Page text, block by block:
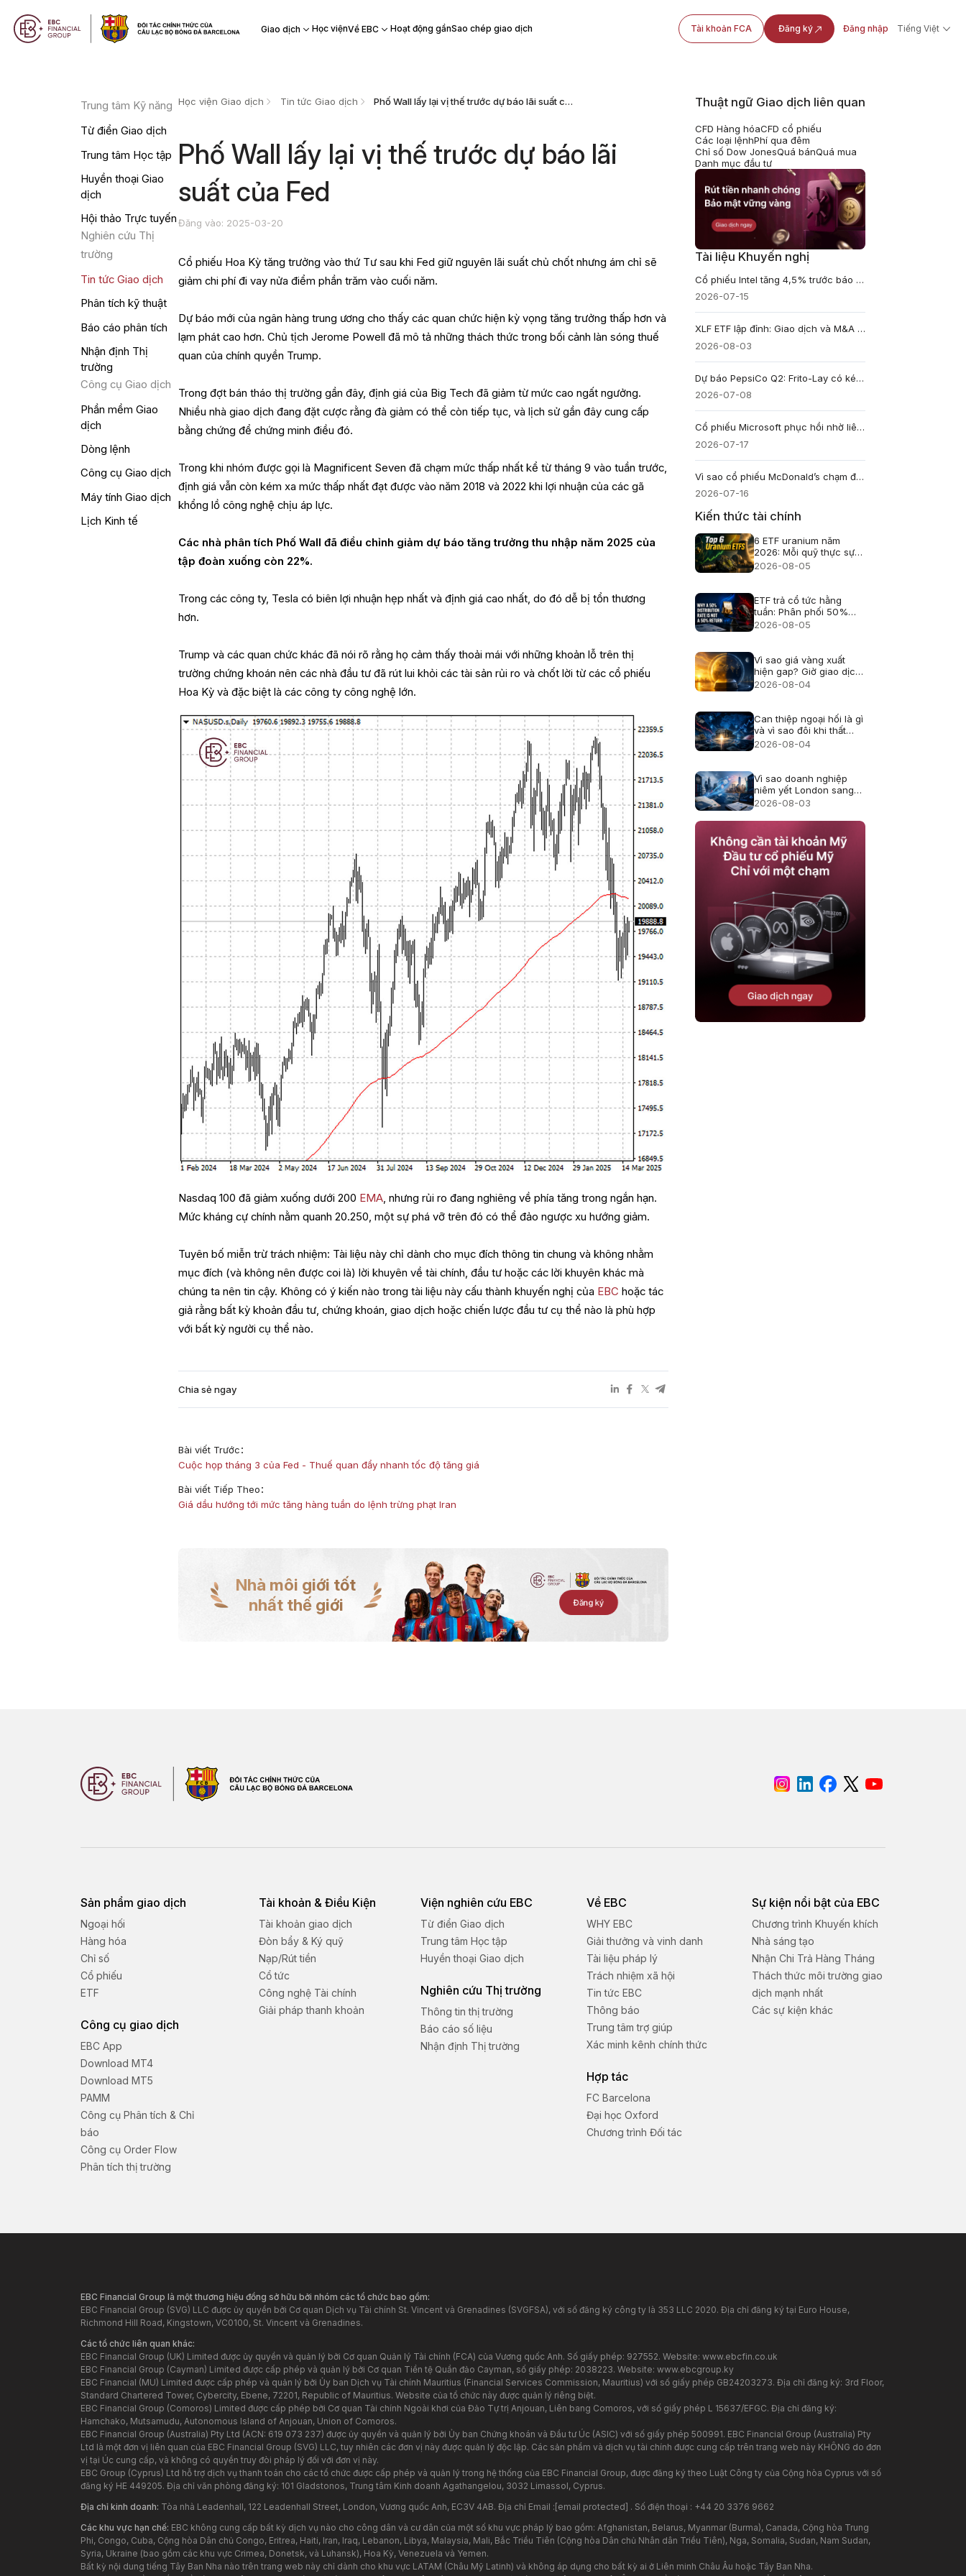
Giao dịch Học việnVề EBC Hoạt động gầnSao chép giao dịch Tài khoản FCA Đăng ký Đăng nhập Tiếng Việt
Trung tâm Kỹ năng
Từ điển Giao dịch
Trung tâm Học tập
Huyền thoại Giao
dịch
Hội thảo Trực tuyến
Nghiên cứu Thị
trường
Tin tức Giao dịch
Phân tích kỹ thuật
Báo cáo phân tích
Nhận định Thị
trường
Công cụ Giao dịch
Phần mềm Giao
dịch
Dòng lệnh
Công cụ Giao dịch
Máy tính Giao dịch
Lịch Kinh tế
Học viện Giao dịch Tin tức Giao dịch Phố Wall lấy lại vị thế trước dự báo lãi suất của Fed
Phố Wall lấy lại vị thế trước dự báo lãi
suất của Fed
Đăng vào: 2025-03-20
Cổ phiếu Hoa Kỳ tăng trưởng vào thứ Tư sau khi Fed giữ nguyên lãi suất chủ chốt nhưng ám chỉ sẽ
giảm chi phí đi vay nửa điểm phần trăm vào cuối năm.
Dự báo mới của ngân hàng trung ương cho thấy các quan chức hiện kỳ vọng tăng trưởng thấp hơn và
lạm phát cao hơn. Chủ tịch Jerome Powell đã mô tả những thách thức trong bối cảnh làn sóng thuế
quan của chính quyền Trump.
Trong đợt bán tháo thị trường gần đây, định giá của Big Tech đã giảm từ mức cao ngất ngưởng.
Nhiều nhà giao dịch đang đặt cược rằng đà giảm có thể còn tiếp tục, và lịch sử gần đây cung cấp
bằng chứng để chứng minh điều đó.
Trong khi nhóm được gọi là Magnificent Seven đã chạm mức thấp nhất kể từ tháng 9 vào tuần trước,
định giá vẫn còn kém xa mức thấp nhất đạt được vào năm 2018 và 2022 khi lợi nhuận của các gã
khổng lồ công nghệ chịu áp lực.
Các nhà phân tích Phố Wall đã điều chỉnh giảm dự báo tăng trưởng thu nhập năm 2025 của
tập đoàn xuống còn 22%.
Trong các công ty, Tesla có biên lợi nhuận hẹp nhất và định giá cao nhất, do đó dễ bị tổn thương
hơn.
Trump và các quan chức khác đã nói rõ rằng họ cảm thấy thoải mái với những khoản lỗ trên thị
trường chứng khoán nên các nhà đầu tư đã rút lui khỏi các tài sản rủi ro và chốt lời từ các cổ phiếu
Hoa Kỳ và đặc biệt là các công ty công nghệ lớn.
Nasdaq 100 đã giảm xuống dưới 200 EMA, nhưng rủi ro đang nghiêng về phía tăng trong ngắn hạn.
Mức kháng cự chính nằm quanh 20.250, một sự phá vỡ trên đó có thể đảo ngược xu hướng giảm.
Tuyên bố miễn trừ trách nhiệm: Tài liệu này chỉ dành cho mục đích thông tin chung và không nhằm
mục đích (và không nên được coi là) lời khuyên về tài chính, đầu tư hoặc các lời khuyên khác mà
chúng ta nên tin cậy. Không có ý kiến nào trong tài liệu này cấu thành khuyến nghị của EBC hoặc tác
giả rằng bất kỳ khoản đầu tư, chứng khoán, giao dịch hoặc chiến lược đầu tư cụ thể nào là phù hợp
với bất kỳ người cụ thể nào.
Chia sẻ ngay
Bài viết Trước：
Cuộc họp tháng 3 của Fed - Thuế quan đẩy nhanh tốc độ tăng giá
Bài viết Tiếp Theo：
Giá dầu hướng tới mức tăng hàng tuần do lệnh trừng phạt Iran
Nhà môi giới tốt
nhất thế giới
Đăng ký
Thuật ngữ Giao dịch liên quan
CFD Hàng hóaCFD cổ phiếu
Các loại lệnhPhí qua đêm
Chỉ số Dow JonesQuá bánQuá mua
Danh mục đầu tư
Tài liệu Khuyến nghị
Cổ phiếu Intel tăng 4,5% trước báo cáo lợi nhuận quý 2
2026-07-15
XLF ETF lập đỉnh: Giao dịch và M&A còn giữ đà tăng?
2026-08-03
Dự báo PepsiCo Q2: Frito-Lay có kéo cổ phiếu PEP phục hồi?
2026-07-08
Cổ phiếu Microsoft phục hồi nhờ liên minh AI với 3M
2026-07-17
Vì sao cổ phiếu McDonald’s chạm đáy hai năm?
2026-07-16
Kiến thức tài chính
6 ETF uranium năm
2026: Mỗi quỹ thực sự
nắm giữ gì?
2026-08-05
ETF trả cổ tức hằng
tuần: Phân phối 50%
không phải lãi 50%
2026-08-05
Vì sao giá vàng xuất
hiện gap? Giờ giao dịch
và thanh khoản
2026-08-04
Can thiệp ngoại hối là gì
và vì sao đôi khi thất
bại?
2026-08-04
Vì sao doanh nghiệp
niêm yết London sang
Mỹ, cổ đông thay đổi
2026-08-03
Sản phẩm giao dịch
Ngoại hối
Hàng hóa
Chỉ số
Cổ phiếu
ETF
Công cụ giao dịch
EBC App
Download MT4
Download MT5
PAMM
Công cụ Phân tích & Chỉ
báo
Công cụ Order Flow
Phân tích thị trường
Tài khoản & Điều Kiện
Tài khoản giao dịch
Đòn bẩy & Ký quỹ
Nạp/Rút tiền
Cổ tức
Công nghệ Tài chính
Giải pháp thanh khoản
Viện nghiên cứu EBC
Từ điển Giao dịch
Trung tâm Học tập
Huyền thoại Giao dịch
Nghiên cứu Thị trường
Thông tin thị trường
Báo cáo số liệu
Nhận định Thị trường
Về EBC
WHY EBC
Giải thưởng và vinh danh
Tài liệu pháp lý
Trách nhiệm xã hội
Tin tức EBC
Thông báo
Trung tâm trợ giúp
Xác minh kênh chính thức
Hợp tác
FC Barcelona
Đại học Oxford
Chương trình Đối tác
Sự kiện nổi bật của EBC
Chương trình Khuyến khích
Nhà sáng tạo
Nhận Chi Trả Hàng Tháng
Thách thức môi trường giao
dịch mạnh nhất
Các sự kiện khác
EBC Financial Group là một thương hiệu đồng sở hữu bởi nhóm các tổ chức bao gồm:
EBC Financial Group (SVG) LLC được ủy quyền bởi Cơ quan Dịch vụ Tài chính St. Vincent và Grenadines (SVGFSA), với số đăng ký công ty là 353 LLC 2020. Địa chỉ đăng ký tại Euro House,
Richmond Hill Road, Kingstown, VC0100, St. Vincent và Grenadines.
Các tổ chức liên quan khác:
EBC Financial Group (UK) Limited được ủy quyền và quản lý bởi Cơ quan Quản lý Tài chính (FCA) của Vương quốc Anh. Số giấy phép: 927552. Website: www.ebcfin.co.uk
EBC Financial Group (Cayman) Limited được cấp phép và quản lý bởi Cơ quan Tiền tệ Quần đảo Cayman, số giấy phép: 2038223. Website: www.ebcgroup.ky
EBC Financial (MU) Limited được cấp phép và quản lý bởi Ủy ban Dịch vụ Tài chính Mauritius (Financial Services Commission, Mauritius) với số giấy phép GB24203273. Địa chỉ đăng ký: 3rd Floor,
Standard Chartered Tower, Cybercity, Ebene, 72201, Republic of Mauritius. Website của tổ chức này được quản lý riêng biệt.
EBC Financial Group (Comoros) Limited được cấp phép bởi Cơ quan Tài chính Ngoài khơi của Đảo Tự trị Anjouan, Liên bang Comoros, với số giấy phép L 15637/EFGC. Địa chỉ đăng ký:
Hamchako, Mutsamudu, Autonomous Island of Anjouan, Union of Comoros.
EBC Financial Group (Australia) Pty Ltd (ACN: 619 073 237) được ủy quyền và quản lý bởi Ủy ban Chứng khoán và Đầu tư Úc (ASIC) với số giấy phép 500991. EBC Financial Group (Australia) Pty
Ltd là một đơn vị liên quan của EBC Financial Group (SVG) LLC, tuy nhiên các đơn vị này được quản lý độc lập. Các sản phẩm và dịch vụ tài chính được cung cấp trên trang web này KHÔNG do đơn
vị tại Úc cung cấp, và không có quyền truy đòi pháp lý đối với đơn vị này.
EBC Group (Cyprus) Ltd hỗ trợ dịch vụ thanh toán cho các tổ chức được cấp phép và quản lý trong hệ thống của EBC Financial Group, được đăng ký theo Luật Công ty của Cộng hòa Cyprus với số
đăng ký HE 449205. Địa chỉ văn phòng đăng ký: 101 Gladstonos, Trung tâm Kinh doanh Agathangelou, 3032 Limassol, Cyprus.
Địa chỉ kinh doanh: Tòa nhà Leadenhall, 122 Leadenhall Street, London, Vương quốc Anh, EC3V 4AB. Địa chỉ Email :[email protected] . Số điện thoại : +44 20 3376 9662
Các khu vực hạn chế: EBC không cung cấp bất kỳ dịch vụ nào cho công dân và cư dân của một số khu vực pháp lý bao gồm: Afghanistan, Belarus, Myanmar (Burma), Canada, Cộng hòa Trung
Phi, Congo, Cuba, Cộng hòa Dân chủ Congo, Eritrea, Haiti, Iran, Iraq, Lebanon, Libya, Malaysia, Mali, Bắc Triều Tiên (Cộng hòa Dân chủ Nhân dân Triều Tiên), Nga, Somalia, Sudan, Nam Sudan,
Syria, Ukraine (bao gồm các khu vực Crimea, Donetsk, và Luhansk), Hoa Kỳ, Venezuela và Yemen.
Bất kỳ nội dung tiếng Tây Ban Nha nào trên trang web này chỉ dành cho khu vực LATAM (Châu Mỹ Latinh) và không áp dụng cho bất kỳ ai ở Liên minh Châu Âu hoặc Tây Ban Nha.